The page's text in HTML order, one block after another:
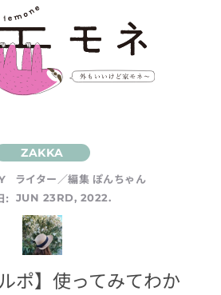
ライター／編集 ぽんちゃん
:
JUN 23RD, 2022.
ポ】使ってみてわか